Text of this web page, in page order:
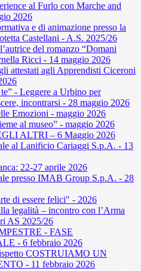
al Furlo con Marche and
2026
e di animazione presso la
Castellani - A.S. 2025/26
del romanzo “Domani
Ricci - 14 maggio 2026
attestati agli Apprendisti Ciceroni
- Leggere a Urbino per
incontrarsi - 28 maggio 2026
Emozioni - maggio 2026
al museo” - maggio 2026
ALTRI – 6 Maggio 2026
al Lanificio Cariaggi S.p.A. - 13
22-27 aprile 2026
presso IMAB Group S.p.A. - 28
di essere felici" - 2026
legalità – incontro con l’Arma
AS 2025/26
- FASE
- 6 febbraio 2026
COSTRUIAMO UN
- 11 febbraio 2026